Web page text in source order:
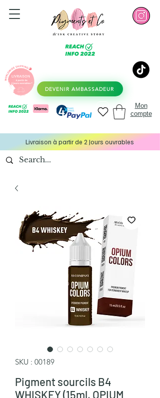
DEVENIR AMBASSADEUR
Mon
compte
Livraison à partir de 2 Jours ouvrables
SKU : 00189
Pigment sourcils B4
WHISKEY (15ml, OPIUM